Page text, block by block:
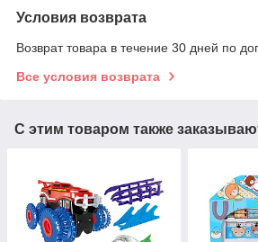
Условия возврата
Возврат товара в течение 30 дней по
Все условия возврата
С этим товаром также